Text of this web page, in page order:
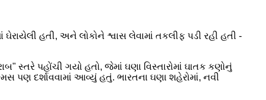
હતી, અને લોકોને શ્વાસ લેવામાં તકલીફ પડી રહી હતી -
પહોંચી ગયો હતો, જેમાં ઘણા વિસ્તારોમાં ઘાતક કણોનું
પણ દર્શાવવામાં આવ્યું હતું. ભારતના ઘણા શહેરોમાં, નવી